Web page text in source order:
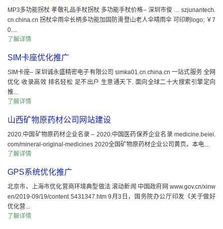
MP3多功能拐杖 孝敬礼品手杖拐杖 多功能手杖价格– 深圳市俊 … szjunantech.
cn.china.cn 拐杖伞雨伞长柄多功能加固防滑登山老人伞晴雨伞 可印刷logo; ￥7
0....
了解详情
SIM卡座优化推广
SIM卡座– 深圳诚永盛精密电子有限公司 simka01.cn.china.cn 一站式服务 全网
优化 收录高效 排名轻松 足不出户 生意通天下. 面向全球二十大搜索引擎定向
推...
了解详情
山西矿物原药材公司网站建设
2020.中国矿物原药材企业名录 – 2020.中国医药保养企业名录 medicine.beiei.
com/mineral-original-medicines 2020全国矿物原药材企业公司黄页。本电...
了解详情
GPS系统优化推广
北京市、上海市优化营商环境典型做法 滚动新闻 中国政府网 www.gov.cn/xinw
en/2019-09/19/content 5431347.htm 9月3日，国务院办公厅印发《关于做好
优化营...
了解详情